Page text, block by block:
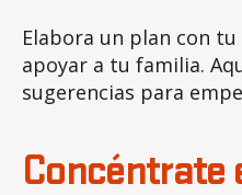
Elabora un plan con
apoyar a tu familia.
sugerencias para
Concéntrate